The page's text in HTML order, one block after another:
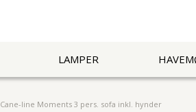
LAMPER
Cane-line Moments 3 pers. sofa inkl. hynder